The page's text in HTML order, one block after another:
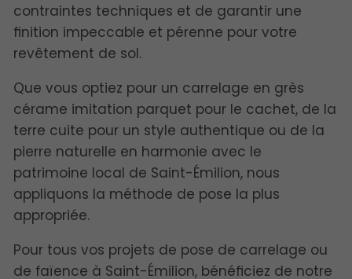
contraintes techniques et de garantir une
finition impeccable et pérenne pour votre
revêtement de sol.
Que vous optiez pour un carrelage en grès
cérame imitation parquet pour le cachet, de la
terre cuite pour un style authentique ou de la
pierre naturelle en harmonie avec le
patrimoine local de Saint-Émilion, nous
appliquons la méthode de pose la plus
appropriée.
Pour tous vos projets de pose de carrelage ou
de faïence à Saint-Émilion, bénéficiez de notre